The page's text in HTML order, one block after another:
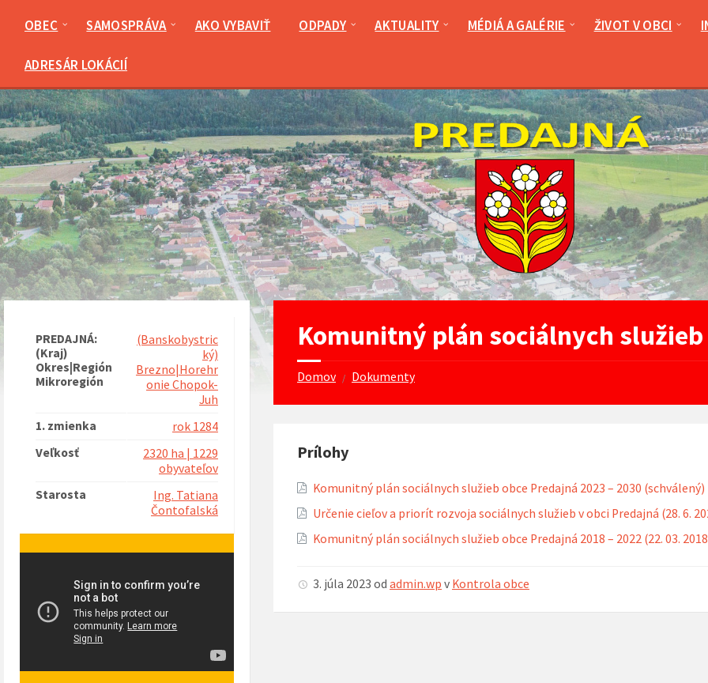
OBEC SAMOSPRÁVA AKO VYBAVIŤ ODPADY AKTUALITY MÉDIÁ A GALÉRIE ŽIVOT V OBCI
ADRESÁR LOKÁCIÍ
Komunitný plán sociálnych služieb
Domov / Dokumenty
Prílohy
Komunitný plán sociálnych služieb obce Predajná 2023 – 2030 (schválený)
Určenie cieľov a priorít rozvoja sociálnych služieb v obci Predajná (28. 6.
Komunitný plán sociálnych služieb obce Predajná 2018 – 2022 (22. 03.
3. júla 2023 od admin.wp v Kontrola obce
PREDAJNÁ:
(Kraj)
Okres|Región
Mikroregión
(Banskobystric
ký)
Brezno|Horehr
onie Chopok-
Juh
1. zmienka
rok 1284
Veľkosť
2320 ha | 1229
obyvateľov
Starosta
Ing. Tatiana
Čontofalská